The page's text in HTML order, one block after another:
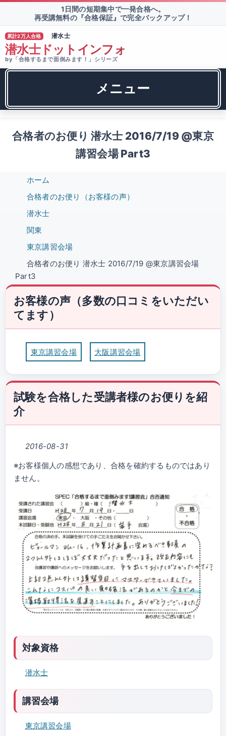
1日間の短期集中で一発合格へ。
再受講無料の『合格保証』で完全バックアップ！
累計2万人合格 潜水士
潜水士ドットインフォ
by「合格するまで面倒みます！」シリーズ
メニュー
合格者のお便り 潜水士 2016/7/19 @東京
講習会場 Part3
ホーム
合格者のお便り（お客様の声）
潜水士
関東
東京講習会場
合格者のお便り 潜水士 2016/7/19 @東京講習会場
Part3
お客様の声（多数の口コミをいただい
てます）
東京講習会場 大阪講習会場
試験を合格した受講者様のお便りを紹
介
2016-08-31
※お客様個人の感想であり、合格を確約するものではあり
ません。
対象資格
潜水士
講習会場
東京講習会場